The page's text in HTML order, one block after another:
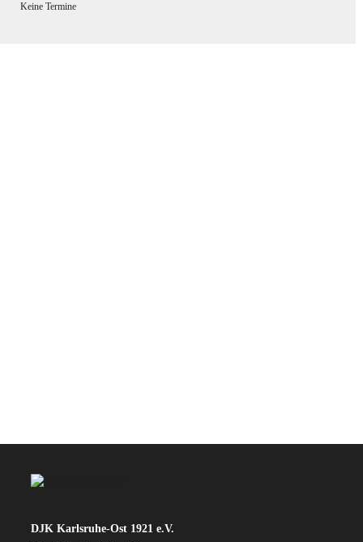
Keine Termine
DJK Karlsruhe-Ost 1921 e.V.